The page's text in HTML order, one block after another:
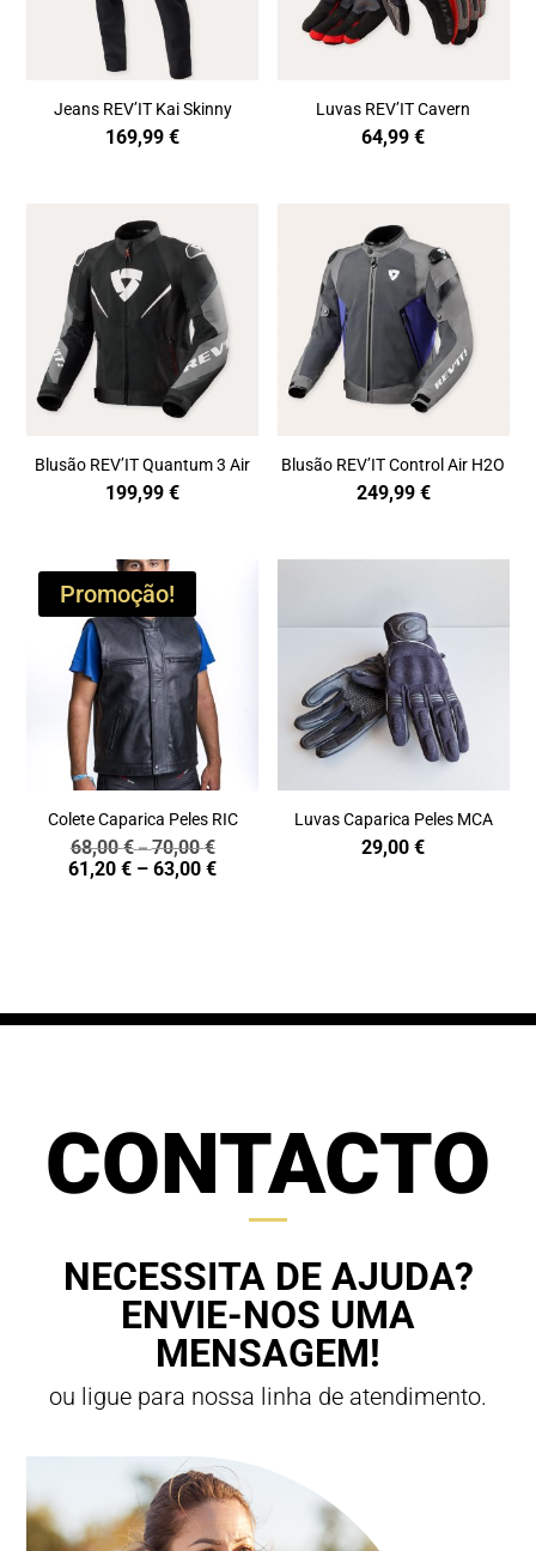
Jeans REV’IT Kai Skinny
169,99€
Luvas REV’IT Cavern
64,99€
Blusão REV’IT Quantum 3 Air
199,99€
Blusão REV’IT Control Air H2O
249,99 €
Promoção!
Colete Caparica Peles RIC
68,00€–70,00€Price
range:
61,20€ – 63,00€Price
Luvas Caparica Peles MCA
29,00€
CONTACTO
NECESSITA DE AJUDA?
ENVIE-NOS UMA
MENSAGEM!
ou ligue para nossa linha de atendimento.